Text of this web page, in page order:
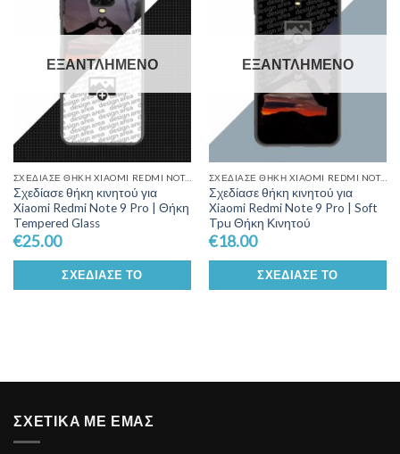
Wishlist
ΕΞΑΝΤΛΗΜΈΝΟ
ΣΧΕΔΊΑΣΕ ΘΉΚΗ XIAOMI REDMI NOTE 9 PRO
Σχεδίασε θήκη κινητού για
Xiaomi Redmi Note 9 Pro | Θήκη
Tempered Glass
€25.00
ΣΧΕΔΊΑΣΕ ΤΟ
Wishlist
ΕΞΑΝΤΛΗΜΈΝΟ
ΣΧΕΔΊΑΣΕ ΘΉΚΗ XIAOMI REDMI NOTE 9 PRO
Σχεδίασε θήκη κινητού για
Xiaomi Redmi Note 9 Pro | Soft
Tpu Θήκη Κινητού
€18.00
ΣΧΕΔΊΑΣΕ ΤΟ
ΣΧΕΤΙΚΑ ΜΕ ΕΜΑΣ